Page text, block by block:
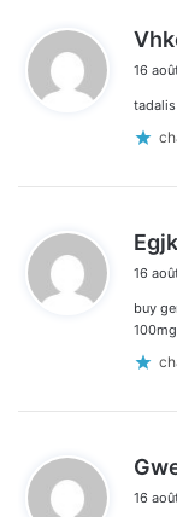
16
16
buy
16